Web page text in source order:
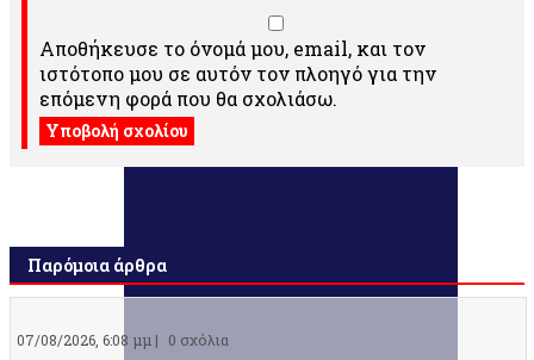
Αποθήκευσε το όνομά μου, email, και τον
ιστότοπο μου σε αυτόν τον πλοηγό για την
επόμενη φορά που θα σχολιάσω.
Παρόμοια άρθρα
07/08/2026, 6:08 μμ | 0 σχόλια